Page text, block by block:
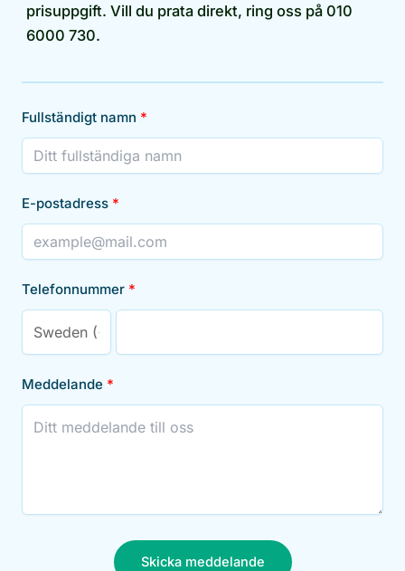
prisuppgift. Vill du prata direkt, ring oss på 010
6000 730.
Fullständigt namn
E-postadress
Telefonnummer
Meddelande
Skicka meddelande